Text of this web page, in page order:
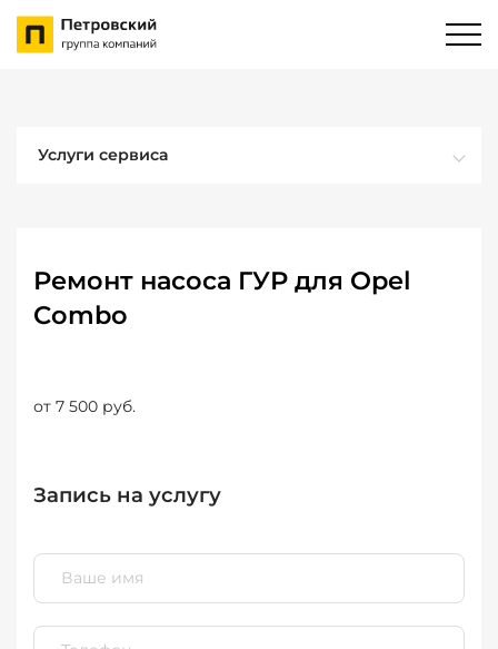
Услуги сервиса
Ремонт насоса ГУР для Opel
Combo
от 7 500 руб.
Запись на услугу